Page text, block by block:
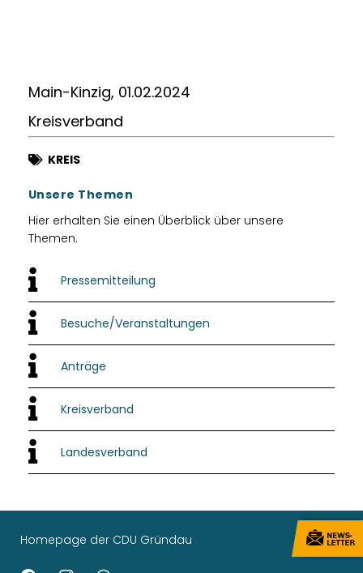
Main-Kinzig, 01.02.2024
Kreisverband
KREIS
Unsere Themen
Hier erhalten Sie einen Überblick über unsere
Themen.
Pressemitteilung
Besuche/Veranstaltungen
Anträge
Kreisverband
Landesverband
Homepage der CDU Gründau